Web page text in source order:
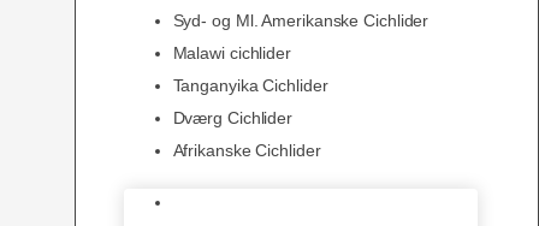
Syd- og Ml. Amerikanske Cichlider
Malawi cichlider
Tanganyika Cichlider
Dværg Cichlider
Afrikanske Cichlider